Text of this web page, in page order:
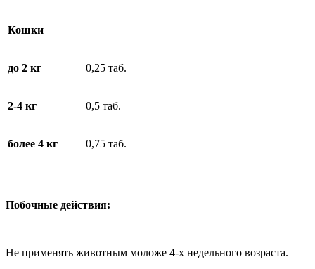
Кошки
до 2 кг 0,25 таб.
2-4 кг 0,5 таб.
более 4 кг 0,75 таб.
Побочные действия:
Не применять животным моложе 4-х недельного возраста.